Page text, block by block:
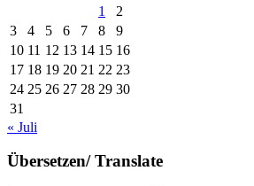
1
2
3
4 5 6 7 8
9
10 11 12 13 14 15 16
17 18 19 20 21 22 23
24 25 26 27 28 29 30
31
« Juli
Übersetzen/ Translate